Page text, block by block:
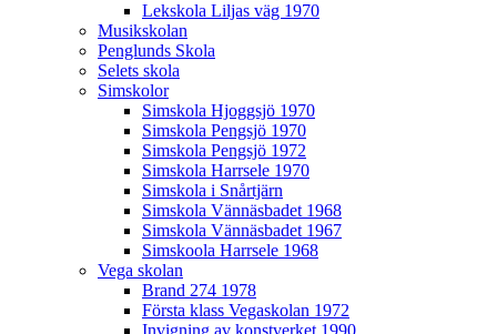
Lekskola Liljas väg 1970
Musikskolan
Penglunds Skola
Selets skola
Simskolor
Simskola Hjoggsjö 1970
Simskola Pengsjö 1970
Simskola Pengsjö 1972
Simskola Harrsele 1970
Simskola i Snårtjärn
Simskola Vännäsbadet 1968
Simskola Vännäsbadet 1967
Simskoola Harrsele 1968
Vega skolan
Brand 274 1978
Första klass Vegaskolan 1972
Invigning av konstverket 1990